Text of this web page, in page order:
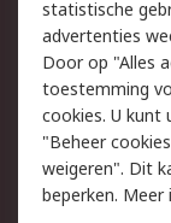
Wettelijk
Cookiebeleid
Privacybeleid
Algemene
statistische
advertenties
Door op "Alles
toestemming
cookies. U kunt
"Beheer
weigeren". Dit
beperken.